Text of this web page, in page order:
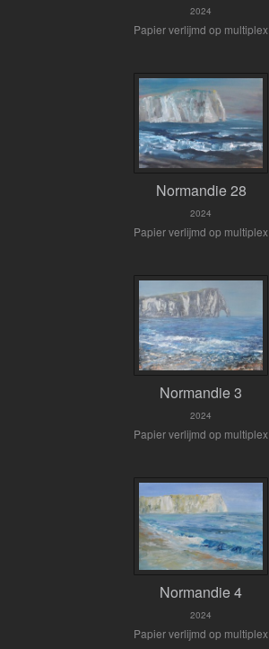
2024
Papier verlijmd op multiplex
Normandie 28
2024
Papier verlijmd op multiplex
Normandie 3
2024
Papier verlijmd op multiplex
Normandie 4
2024
Papier verlijmd op multiplex